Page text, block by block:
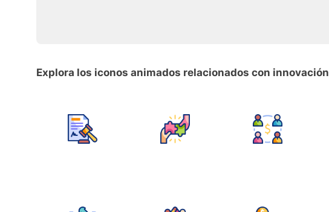
Explora los iconos animados relacionados con innovación